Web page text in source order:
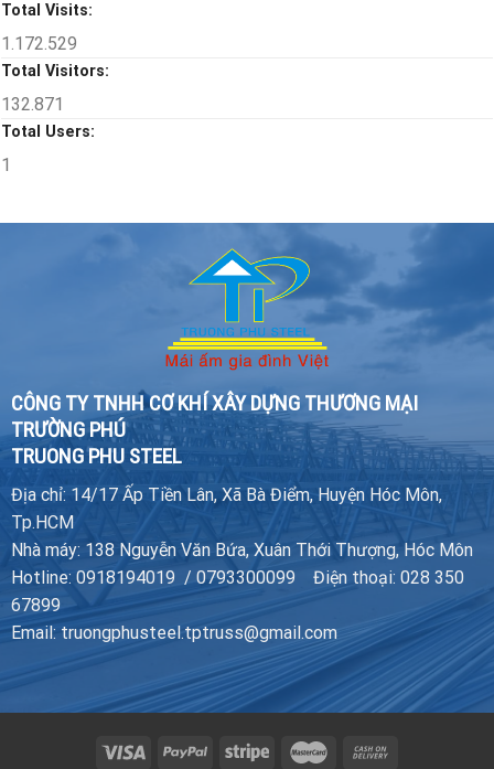
Total Visits:
1.172.529
Total Visitors:
132.871
Total Users:
1
CÔNG TY TNHH CƠ KHÍ XÂY DỰNG THƯƠNG MẠI
TRƯỜNG PHÚ
TRUONG PHU STEEL
Địa chỉ: 14/17 Ấp Tiền Lân, Xã Bà Điểm, Huyện Hóc Môn,
Tp.HCM
Nhà máy: 138 Nguyễn Văn Bứa, Xuân Thới Thượng, Hóc Môn
Hotline: 0918194019 / 0793300099 Điện thoại: 028 350
67899
Email: truongphusteel.tptruss@gmail.com